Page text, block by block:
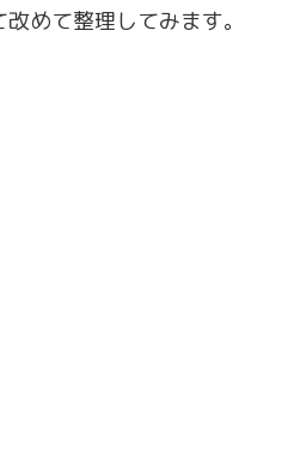
めて整理してみます。